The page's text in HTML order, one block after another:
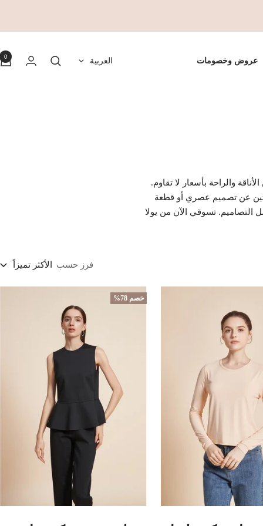
عروض وخصومات
اللغة
العربية 0
والراحة بأسعار لا تقاوم.
عن تصميم عصري أو قطعة
التصاميم. تسوقي الآن من يولا
فرز حسب الأكثر تميزاً
خصم 78%